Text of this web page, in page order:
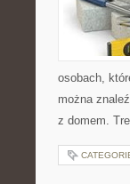
osobach,
można
z domem.